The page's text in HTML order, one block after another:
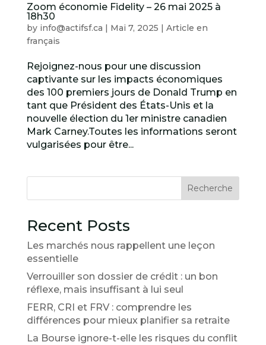
Zoom économie Fidelity – 26 mai 2025 à
18h30
by info@actifsf.ca | Mai 7, 2025 | Article en
français
Rejoignez-nous pour une discussion
captivante sur les impacts économiques
des 100 premiers jours de Donald Trump en
tant que Président des États-Unis et la
nouvelle élection du 1er ministre canadien
Mark Carney.Toutes les informations seront
vulgarisées pour être...
Recherche
Recent Posts
Les marchés nous rappellent une leçon
essentielle
Verrouiller son dossier de crédit : un bon
réflexe, mais insuffisant à lui seul
FERR, CRI et FRV : comprendre les
différences pour mieux planifier sa retraite
La Bourse ignore-t-elle les risques du conflit